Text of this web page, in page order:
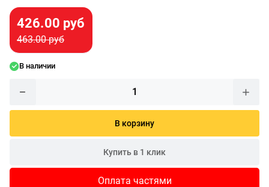
426.00 руб
463.00 руб
В наличии
В корзину
Купить в 1 клик
Оплата частями